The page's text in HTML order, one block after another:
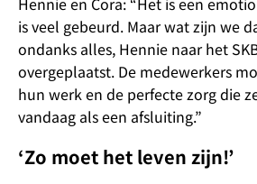
is veel gebeurd. Maar wat zijn we
ondanks alles, Hennie naar het
overgeplaatst. De medewerkers
hun werk en de perfecte zorg die
vandaag als een afsluiting.”
‘Zo moet het leven zijn!’